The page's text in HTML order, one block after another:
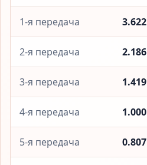
1-я передача 3.622
2-я передача 2.186
3-я передача 1.419
4-я передача 1.000
5-я передача 0.807